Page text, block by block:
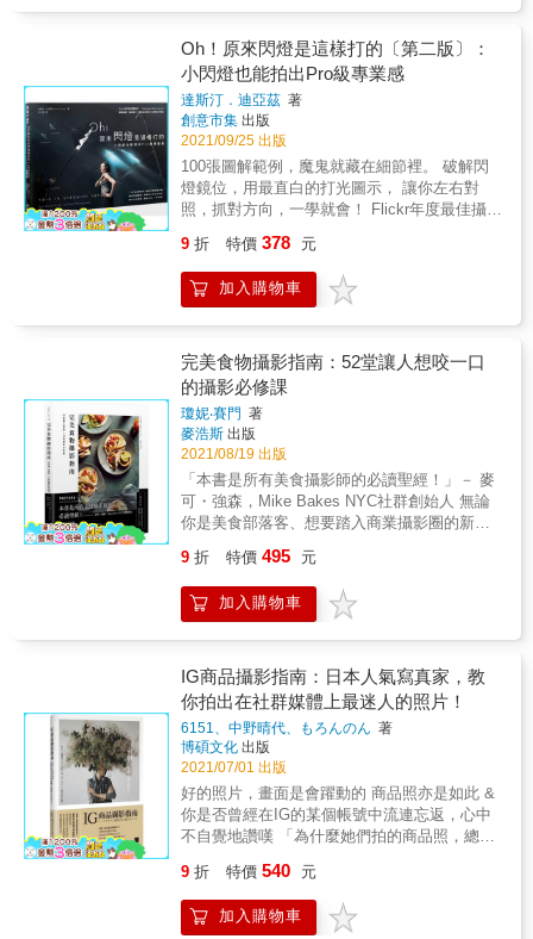
伴隨攝影者及模特兒都意想不到的偶然性。刻
來非常可愛的瞬間。 ★拍出網美照的四堂課 ｜
拍攝動作的基礎知識｜ 想要拍出可愛的動態照
片，必須要了解的基本知識，為你解析動作的
原形： 步行（奔跑）、轉動（旋轉）、蹲下、
跳躍， 以及攝影師的動態或靜態拍攝方式， 和
不可不學的ISO感光度與對焦， 透過不同模式
切換拍攝方法， 就能逐漸掌握節奏。 ｜讓模特
兒的動作看起來可愛｜ 就算是模特也有不知道
師想要的？ 如何引導模特做出更自然的動作？
受限於場地和服裝嗎？ 乍看像失誤的動作反而
更可愛喔！ 也可以不那麼縝密規劃， 順其自然
就好。 打造獨樹一格的清爽系可愛女孩！ ｜以
攝影技巧強調出動作｜ 利用拍攝的角度、聚焦
方式和景深等你所知道的構圖技巧， 去駕馭模
特的動作， 發揮1+1大於2的效果。 也有在陰
暗處的閃光燈使用技巧教學， 讓畫面更加有故
事性。 ｜讓動作看來可愛的靈感集｜ 從攝影技
巧再回歸到模特身上， 如何和模特互動？ 如果
沒哏，要怎麼製造效果？ ★攝影師愛用機材介
紹 每位攝影師都有不同的攝影風格， 如何選擇
適合自己的機材也是一門學問， 將幾位攝影老
師的愛用的設備排開， 連同型號及簡單說明，
讓你一目了然。 &
遇過想要將心儀的新皮夾、公仔、模型、手
機、包包、咖啡杯、飲料、甜點、蛋糕、限定
款球鞋等各式各樣的「寶貝」拍得漂漂亮亮地
來跟大家分享的時候，結果無論是用手機還是
特地去弄了台還算專業的相機來拍，怎麼跟心
中所想像的美照相去甚遠，甚至把產品給拍得
扭曲變形與暗沉不已&hellip;&hellip; 本書由活
躍於世界各地的商品攝影名家「南雲曉彥」親
自拍攝與撰稿，以「圖解」的形式，把各種曾
經讓許多人打退堂鼓，不得其門而入的商品攝
選用、景深的控制等各式抽象的概念，全都用
最簡單易懂的「圖例」、「實拍照」與「重點
提示」來一一示範，讓每一位讀者都可以迅速
己的攝影功力。 此外，其中一個商攝案例，更
是直接用「手機」iPhone XS來全程拍攝，讓大
家信服與理解只要融會貫通書中所傳授的商品
攝影職人know-how，那怕手中只有一支智慧型
手機，一樣可以拍出清晰美麗又專業的照片。
【激盪出更多創意發想，以期在不斷變化的時
代保持競爭力】 作者對於商品攝影，有著不同
於以往的觀點與態度。在這次的書籍企劃當
拍範例，來解說每一次拍攝所想要表現的構思
更多創作的靈感，以便在器材、潮流可說是日
新月異的今日，可以常保自己對於影像創作的
敏銳度與觀察力。 也許有人會認為商品攝影是
一門枯燥乏味且與自己無關的學問。但其實在
每支手機都可以拍出比擬專業相機照片的現代
（透過多顆鏡頭協作、HDR即時合成明暗曝
光、虛擬淺景深、人像臉部亮度優化等先進技
術的幫助），每個人或多或少都已經在拍攝美
食、文創小物、咖啡飲品、蛋糕甜點、霜淇淋
等「生活日常」當中，接觸與從事著「商攝」
的行為了。 透過本書，您將可以深度了解讓人
眼睛為之一亮的商攝美照，背後的場景配置、
燈光設定、創意巧思，並且在各式的步驟分解
圖例中，得知職業攝影師不願意輕易公開的商
業機密。 只要學會這些職人等級的拍攝手法與
技巧以後，日後當我們看到每一件商品的當
Oh！原來閃燈是這樣打的〔第二版〕：
小閃燈也能拍出Pro級專業感
達斯汀．迪亞茲 著
創意市集 出版
2021/09/25 出版
100張圖解範例，魔鬼就藏在細節裡。 破解閃
燈鏡位，用最直白的打光圖示， 讓你左右對
照，抓對方向，一學就會！ Flickr年度最佳攝影
單幽默一看就懂！ 讓你用最快的方式學會打閃
燈 其實閃燈沒有你像中的難！ 《Oh！原來閃
燈是這樣打的》原本只是攝影師達斯汀．迪亞
吸引了數以萬計的追隨者。他利用書本排版的
特性，讓左邊是成品照片，右邊則是圖解範
例，透過這裡面的五十張攝影作品與佈光設定
的資訊，你將可學到閃燈攝影的基礎與進階知
識，包括最基本的單燈攝影，到使用五支閃燈
搭配各種色片、燈夾、反光傘、柔光罩和蜂巢
所變化出來的照片，一應俱全。 此外，他還告
訴你如何從最基本開始，一步步找到屬於自己
的閃燈組合，並清楚說明「反平方定律」這個
非常重要，卻經常被誤解的攝影原理。拿起這
用，搭上自己的創意加以變化，照片自會說明
一切。
9 折 特價 378 元
加入購物車
完美食物攝影指南：52堂讓人想咬一口
的攝影必修課
瓊妮‧賽門 著
麥浩斯 出版
2021/08/19 出版
「本書是所有美食攝影師的必讀聖經！」－ 麥
可・強森，Mike Bakes NYC社群創始人 無論
你是美食部落客、想要踏入商業攝影圈的新
論使用手機還是單眼相機，都能輕鬆拍出可口
誘人的食物美照！ 【專文作序推薦】 沈倩如｜
美國專業食物攝影師 林志潭｜Arko Studio&攝
攝影師& IG@coyalunch 干智安｜平面攝影師
鄧博仁｜臺科大學設計系兼任助理教授 警長｜
食物攝影師（依筆畫順序排列） 拍出令人驚艷
的專業美食照，成為一位食物攝影大師！ 《完
美食物攝影指南》是多產攝影師瓊妮・賽門的
精心教學之作，一本在手，讓美食攝影變得超
簡單！無論你是具有潛力美食的部落客，想要
踏入商業攝影圈一展長才，或是喜歡拍攝美食
在IG分享。跟著本書精心安排的52堂課練習拍
攝，一本書就讓你擁有專業食物攝影師，應知
香氣的食物美照，不再困難！ 【這本書可以幫
助你】 ・52個單元，只要一週一練習，一年就
9 折 特價 495 元
加入購物車
IG商品攝影指南：日本人氣寫真家，教
你拍出在社群媒體上最迷人的照片！
6151、中野晴代、もろんのん 著
博碩文化 出版
2021/07/01 出版
好的照片，畫面是會躍動的 商品照亦是如此 &
你是否曾經在IG的某個帳號中流連忘返，心中
不自覺地讚嘆 「為什麼她們拍的商品照，總是
以販賣商品為目的的商品照，會讓人覺得目的
性很強，容易被忽略，直接滑過。因此為了讓
商品照片被看見，必須要讓照片看起來不像是
9 折 特價 540 元
加入購物車